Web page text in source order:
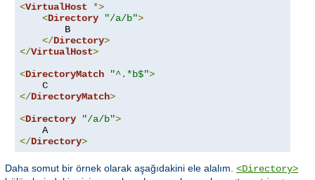
<VirtualHost
*>
<Directory "/a/b">
        B
</Directory>
</VirtualHost>
<DirectoryMatch "^.*b$">
</DirectoryMatch>
<Directory "/a/b">
</Directory>
Daha somut bir örnek olarak aşağıdakini ele alalım. <Directory>